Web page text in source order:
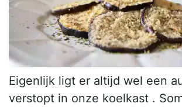
Eigenlijk ligt er altijd wel een
verstopt in onze koelkast .